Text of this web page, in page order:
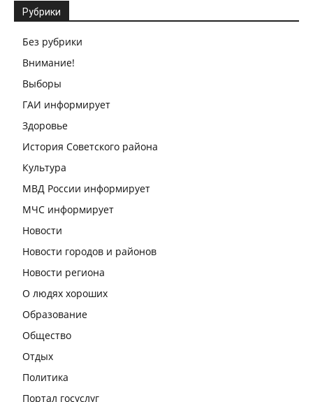
Рубрики
Без рубрики
Внимание!
Выборы
ГАИ информирует
Здоровье
История Советского района
Культура
МВД России информирует
МЧС информирует
Новости
Новости городов и районов
Новости региона
О людях хороших
Образование
Общество
Отдых
Политика
Портал госуслуг